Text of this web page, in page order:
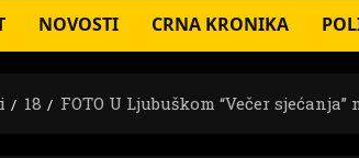
NOVOSTI CRNA KRONIKA
18 FOTO U Ljubuškom “Večer